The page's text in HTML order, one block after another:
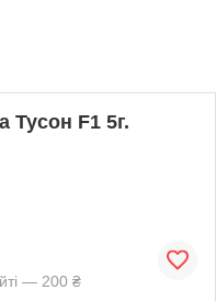
Тусон F1 5г.
— 200 ₴